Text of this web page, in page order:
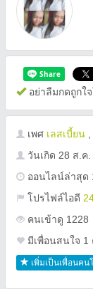
อย่าลืมกดถูกใจ
เพศ เลสเบี้ยน
วันเกิด 28 ส.ค.
ออนไลน์ล่าสุด
โปรไฟล์ไอดี
คนเข้าดู 1228
มีเพื่อนสนใจ 1
เพิ่มเป็นเพื่อนคน